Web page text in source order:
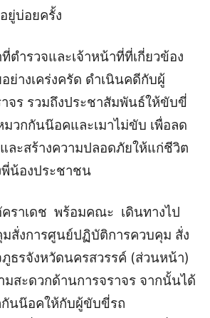
ยู่บ่อยครั้ง
ตำรวจและเจ้าหน้าที่ที่เกี่ยวข้อง
ย่างเคร่งครัด ดำเนินคดีกับผู้
จร รวมถึงประชาสัมพันธ์ให้ขับขี่
วกกันน๊อคและเมาไม่ขับ เพื่อลด
ละสร้างความปลอดภัยให้แก่ชีวิต
น้องประชาชน
ราเดช พร้อมคณะ เดินทางไป
สั่งการศูนย์ปฏิบัติการควบคุม สั่ง
ภูธรจังหวัดนครสวรรค์ (ส่วนหน้า)
มสะดวกด้านการจราจร จากนั้นได้
นน๊อคให้กับผู้ขับขี่รถ